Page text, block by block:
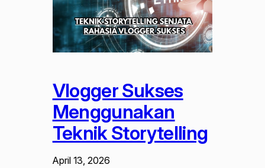
Vlogger Sukses
Menggunakan
Teknik Storytelling
April 13, 2026